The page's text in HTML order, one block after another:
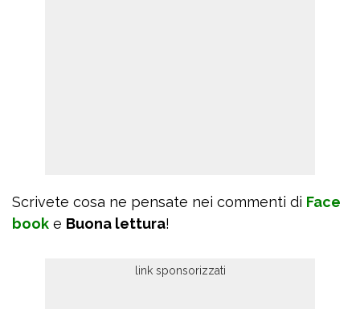
Scrivete cosa ne pensate nei commenti di Face
book e Buona lettura!